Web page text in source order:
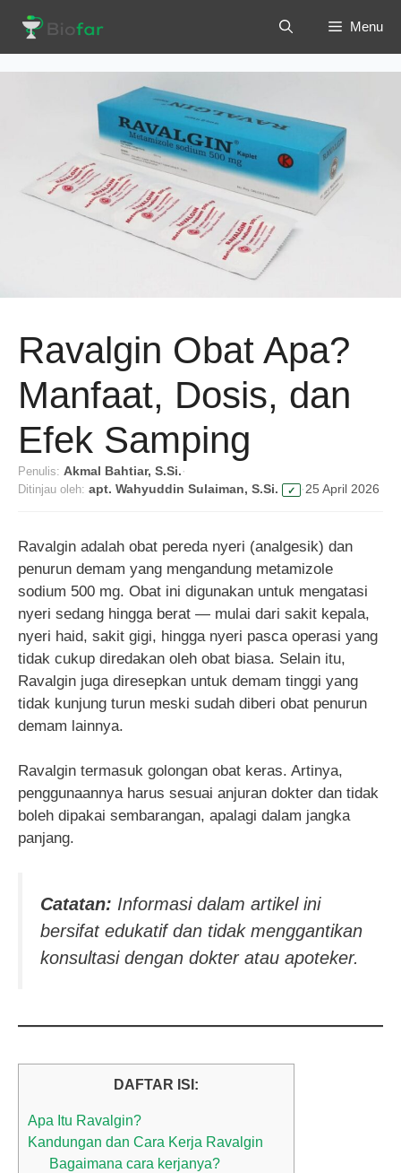
isi
Menu
Ravalgin Obat Apa?
Manfaat, Dosis, dan
Efek Samping
Penulis: Akmal Bahtiar, S.Si. ·
Ditinjau oleh: apt. Wahyuddin Sulaiman, S.Si. ✓ · 25 April 2026
Ravalgin adalah obat pereda nyeri (analgesik) dan
penurun demam yang mengandung metamizole
sodium 500 mg. Obat ini digunakan untuk mengatasi
nyeri sedang hingga berat — mulai dari sakit kepala,
nyeri haid, sakit gigi, hingga nyeri pasca operasi yang
tidak cukup diredakan oleh obat biasa. Selain itu,
Ravalgin juga diresepkan untuk demam tinggi yang
tidak kunjung turun meski sudah diberi obat penurun
demam lainnya.
Ravalgin termasuk golongan obat keras. Artinya,
penggunaannya harus sesuai anjuran dokter dan tidak
boleh dipakai sembarangan, apalagi dalam jangka
panjang.
Catatan: Informasi dalam artikel ini
bersifat edukatif dan tidak menggantikan
konsultasi dengan dokter atau apoteker.
DAFTAR ISI:
Apa Itu Ravalgin?
Kandungan dan Cara Kerja Ravalgin
Bagaimana cara kerjanya?